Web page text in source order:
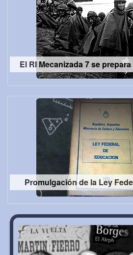
El RI Mecanizada 7 se
Promulgación de la Ley